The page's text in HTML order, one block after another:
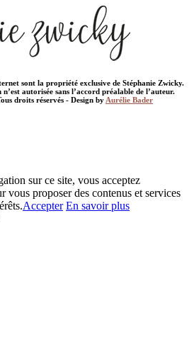
sont la propriété exclusive de Stéphanie Zwicky.
autorisée sans l’accord préalable de l’auteur.
droits réservés - Design by Aurélie Bader
sur ce site, vous acceptez
vous proposer des contenus et services
Accepter En savoir plus